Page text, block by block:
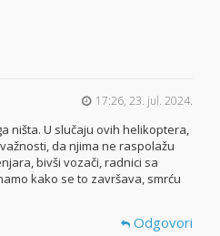
17:26, 23. jul. 2024.
ništa. U slučaju ovih helikoptera,
da njima ne raspolažu
bivši vozači, radnici sa
kako se to završava, smrću
Odgovori